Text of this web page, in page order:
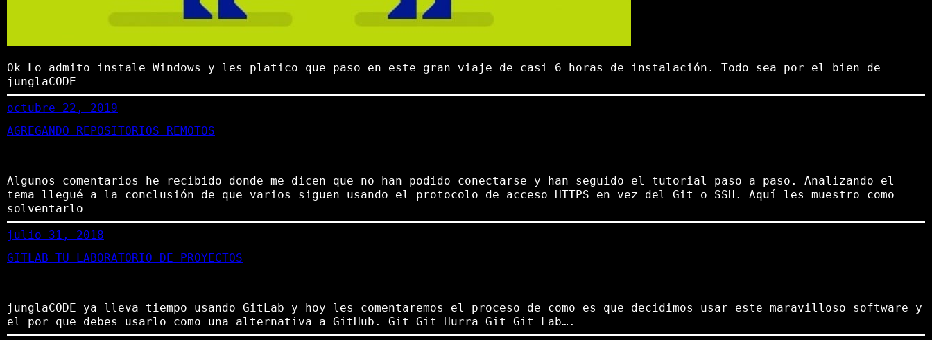
Ok Lo admito instale Windows y les platico que paso en este gran viaje de casi 6 horas de instalación. Todo sea por el bien de
junglaCODE
octubre 22, 2019
AGREGANDO REPOSITORIOS REMOTOS
Algunos comentarios he recibido donde me dicen que no han podido conectarse y han seguido el tutorial paso a paso. Analizando el
tema llegué a la conclusión de que varios siguen usando el protocolo de acceso HTTPS en vez del Git o SSH. Aquí les muestro como
solventarlo
julio 31, 2018
GITLAB TU LABORATORIO DE PROYECTOS
junglaCODE ya lleva tiempo usando GitLab y hoy les comentaremos el proceso de como es que decidimos usar este maravilloso software y
el por que debes usarlo como una alternativa a GitHub. Git Git Hurra Git Git Lab….